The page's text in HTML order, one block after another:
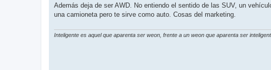
n
a
Además deja de ser AWD. No entiendo el sentido de las SUV, un
una camioneta pero te sirve como auto. Cosas del marketing.
Inteligente es aquel que aparenta ser weon, frente a un weon que aparenta ser